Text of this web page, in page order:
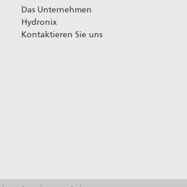
Das Unternehmen
Hydronix
Kontaktieren Sie uns